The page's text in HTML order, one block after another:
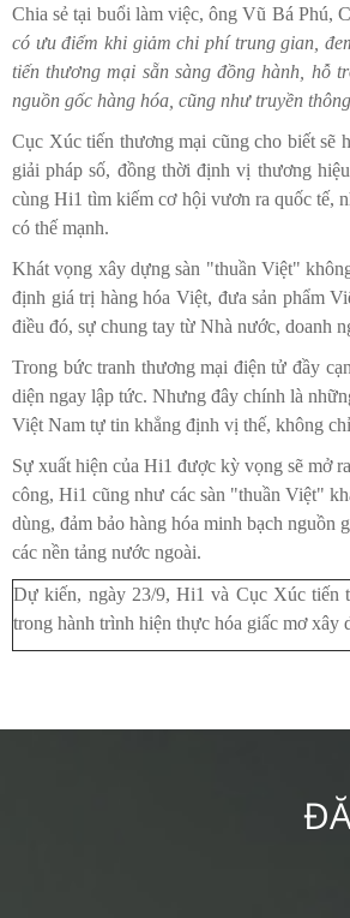
Chia sẻ tại buổi làm việc, ông Vũ Bá Phú,
có ưu điểm khi giảm chi phí trung gian,
tiến thương mại sẵn sàng đồng hành, hỗ
nguồn gốc hàng hóa, cũng như truyền
Cục Xúc tiến thương mại cũng cho biết sẽ
giải pháp số, đồng thời định vị thương
cùng Hi1 tìm kiếm cơ hội vươn ra quốc tế,
có thế mạnh.
Khát vọng xây dựng sàn "thuần Việt"
định giá trị hàng hóa Việt, đưa sản phẩm
điều đó, sự chung tay từ Nhà nước, doanh
Trong bức tranh thương mại điện tử đầy
diện ngay lập tức. Nhưng đây chính là
Việt Nam tự tin khẳng định vị thế, không
Sự xuất hiện của Hi1 được kỳ vọng sẽ mở
công, Hi1 cũng như các sàn "thuần Việt"
dùng, đảm bảo hàng hóa minh bạch
các nền tảng nước ngoài.
Dự kiến, ngày 23/9, Hi1 và Cục Xúc tiến
trong hành trình hiện thực hóa giấc mơ